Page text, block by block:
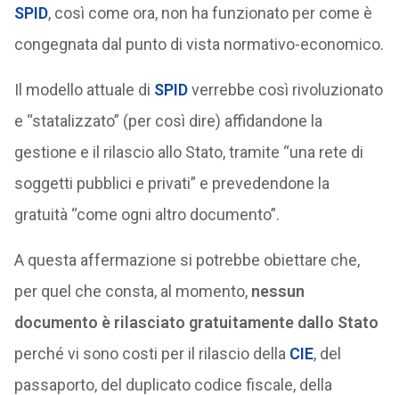
SPID, così come ora, non ha funzionato per come è
congegnata dal punto di vista normativo-economico.
Il modello attuale di SPIDverrebbe così rivoluzionato
e “statalizzato” (per così dire) affidandone la
gestione e il rilascio allo Stato, tramite “una rete di
soggetti pubblici e privati” e prevedendone la
gratuità “come ogni altro documento”.
A questa affermazione si potrebbe obiettare che,
per quel che consta, al momento, nessun
documento è rilasciato gratuitamente dallo Stato
perché vi sono costi per il rilascio della CIE, del
passaporto, del duplicato codice fiscale, della